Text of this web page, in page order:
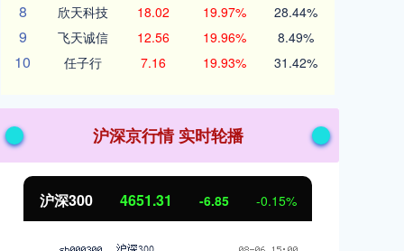
8 欣天科技 18.02 19.97% 28.44%
9 飞天诚信 12.56 19.96% 8.49%
10 任子行 7.16 19.93% 31.42%
沪深京行情 实时轮播
沪深300 4651.31 -6.85 -0.15%